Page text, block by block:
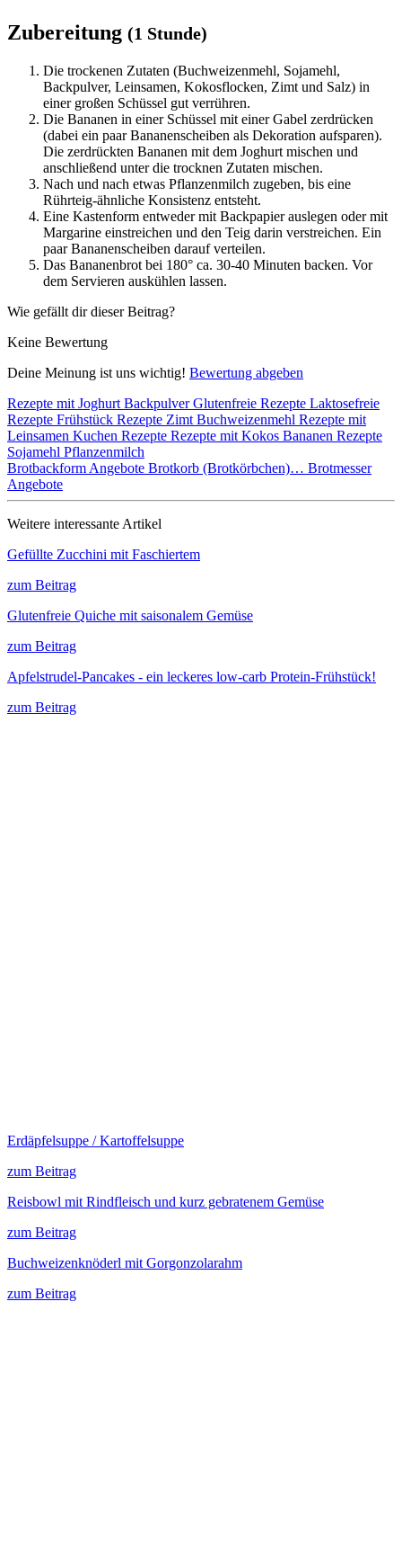
Zubereitung (1 Stunde)
Die trockenen Zutaten (Buchweizenmehl, Sojamehl,
Backpulver, Leinsamen, Kokosflocken, Zimt und Salz) in
einer großen Schüssel gut verrühren.
Die Bananen in einer Schüssel mit einer Gabel zerdrücken
(dabei ein paar Bananenscheiben als Dekoration aufsparen).
Die zerdrückten Bananen mit dem Joghurt mischen und
anschließend unter die trocknen Zutaten mischen.
Nach und nach etwas Pflanzenmilch zugeben, bis eine
Rührteig-ähnliche Konsistenz entsteht.
Eine Kastenform entweder mit Backpapier auslegen oder mit
Margarine einstreichen und den Teig darin verstreichen. Ein
paar Bananenscheiben darauf verteilen.
Das Bananenbrot bei 180° ca. 30-40 Minuten backen. Vor
dem Servieren auskühlen lassen.
Wie gefällt dir dieser Beitrag?
Keine Bewertung
Deine Meinung ist uns wichtig! Bewertung abgeben
Rezepte mit Joghurt BackpulverGlutenfreie Rezepte Laktosefreie
Rezepte Frühstück Rezepte Zimt Buchweizenmehl Rezepte mit
Leinsamen Kuchen Rezepte Rezepte mit Kokos Bananen Rezepte
Sojamehl Pflanzenmilch
Brotbackform Angebote Brotkorb (Brotkörbchen)… Brotmesser
Angebote
Weitere interessante Artikel
Gefüllte Zucchini mit Faschiertem
zum Beitrag
Glutenfreie Quiche mit saisonalem Gemüse
zum Beitrag
Apfelstrudel-Pancakes - ein leckeres low-carb Protein-Frühstück!
zum Beitrag
Erdäpfelsuppe / Kartoffelsuppe
zum Beitrag
Reisbowl mit Rindfleisch und kurz gebratenem Gemüse
zum Beitrag
Buchweizenknöderl mit Gorgonzolarahm
zum Beitrag